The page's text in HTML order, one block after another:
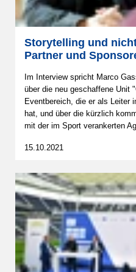
Storytelling und
Partner und
Im Interview spricht Marco
über die neu geschaffene Unit
Eventbereich, die er als Leiter
hat, und über die kürzlich
mit der im Sport verankerten
15.10.2021